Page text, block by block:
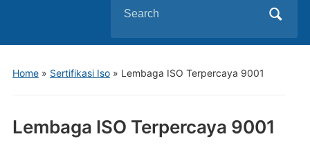
for:
Home» Sertifikasi Iso» Lembaga ISO Terpercaya 9001
Lembaga ISO Terpercaya 9001